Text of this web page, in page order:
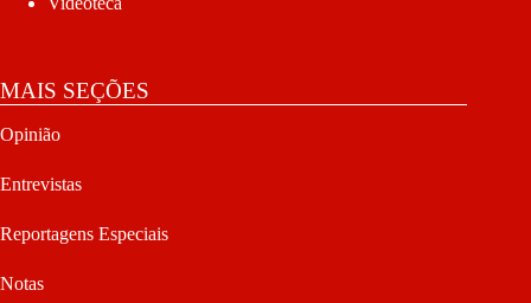
MAIS SEÇÕES
Opinião
Entrevistas
Reportagens Especiais
Notas